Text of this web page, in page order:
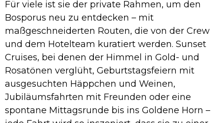
Für viele ist sie der private Rahmen, um den
Bosporus neu zu entdecken – mit
maßgeschneiderten Routen, die von der Crew
und dem Hotelteam kuratiert werden. Sunset
Cruises, bei denen der Himmel in Gold- und
Rosatönen verglüht, Geburtstagsfeiern mit
ausgesuchten Häppchen und Weinen,
Jubiläumsfahrten mit Freunden oder eine
spontane Mittagsrunde bis ins Goldene Horn –